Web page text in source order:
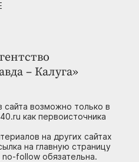
– Калуга»
сайта возможно только в
как первоисточника
на других сайтах
на главную страницу
follow обязательна.